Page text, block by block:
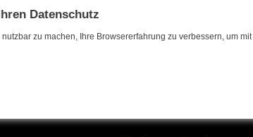
Datenschutz
zu machen, Ihre Browsererfahrung zu verbessern, um